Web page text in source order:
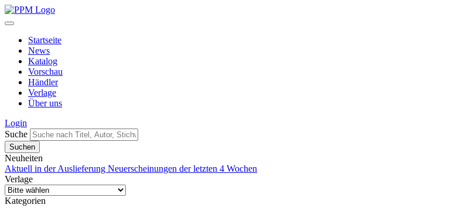
Startseite
News
Katalog
Vorschau
Händler
Verlage
Über uns
Login
Suche
Neuheiten
Aktuell in der Auslieferung Neuerscheinungen der letzten 4 Wochen
Verlage
Kategorien